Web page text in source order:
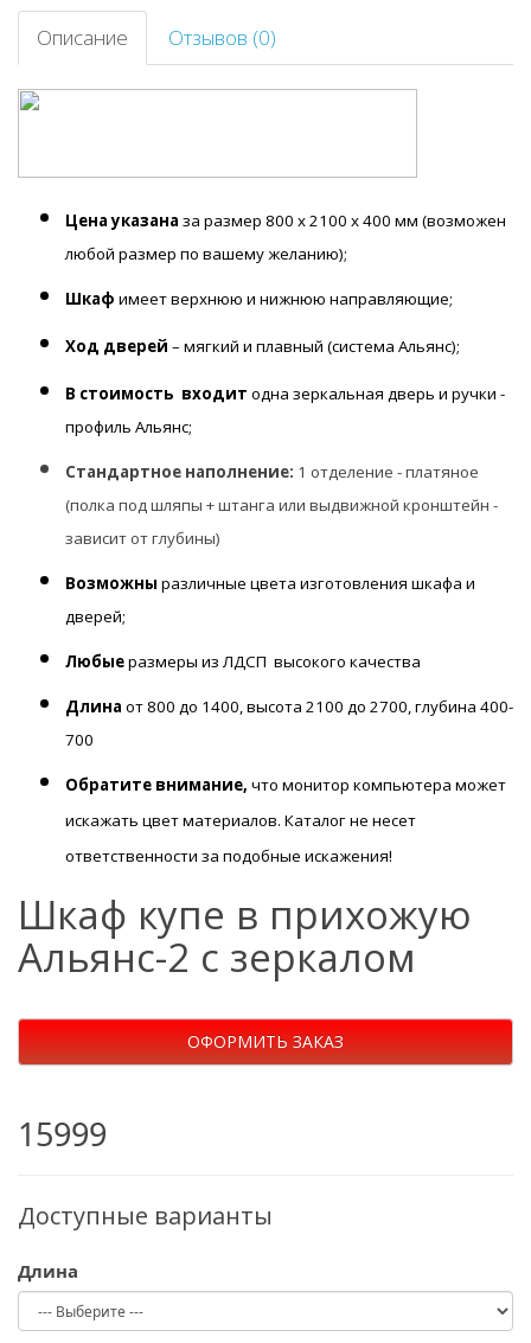
Описание Отзывов (0)
Цена указана за размер 800 х 2100 х 400 мм (возможен
любой размер по вашему желанию);
Шкаф имеет верхнюю и нижнюю направляющие;
Ход дверей – мягкий и плавный (система Альянс);
В стоимость входит одна зеркальная дверь и ручки -
профиль Альянс;
Стандартное наполнение: 1 отделение - платяное
(полка под шляпы + штанга или выдвижной кронштейн -
зависит от глубины)
Возможны различные цвета изготовления шкафа и
дверей;
Любыеразмеры из ЛДСП высокого качества
Длина от 800 до 1400, высота 2100 до 2700, глубина 400-
700
Обратите внимание, что монитор компьютера может
искажать цвет материалов. Каталог не несет
ответственности за подобные искажения!
Шкаф купе в прихожую
Альянс-2 с зеркалом
ОФОРМИТЬ ЗАКАЗ
15999
Доступные варианты
Длина